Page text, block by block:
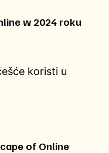
w 2024 roku
koristi u
of Online